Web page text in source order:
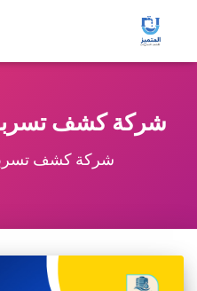
شركة كشف تسربات
شركة كشف تسربات